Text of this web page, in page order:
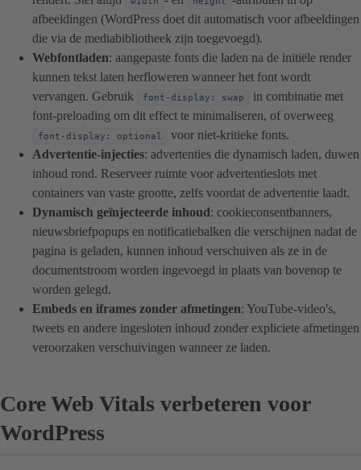
afbeeldingen (WordPress doet dit automatisch voor afbeeldingen
die via de mediabibliotheek zijn toegevoegd).
Webfontladen: aangepaste fonts die laden na de initiële render
kunnen tekst laten herfloweren wanneer het font wordt
vervangen. Gebruik
font-display: swap
in combinatie met
font-preloading om dit effect te minimaliseren, of overweeg
font-display: optional
voor niet-kritieke fonts.
Advertentie-injecties: advertenties die dynamisch laden, duwen
inhoud rond. Reserveer ruimte voor advertentieslots met
containers van vaste grootte, zelfs voordat de advertentie laadt.
Dynamisch geïnjecteerde inhoud: cookieconsentbanners,
nieuwsbriefpopups en notificatiebalken die verschijnen nadat de
pagina is geladen, kunnen inhoud verschuiven als ze in de
documentstroom worden ingevoegd in plaats van bovenop te
worden gelegd.
Embeds en iframes zonder afmetingen: YouTube-video's,
tweets en andere ingesloten inhoud zonder expliciete afmetingen
veroorzaken verschuivingen wanneer ze laden.
Core Web Vitals verbeteren voor
WordPress